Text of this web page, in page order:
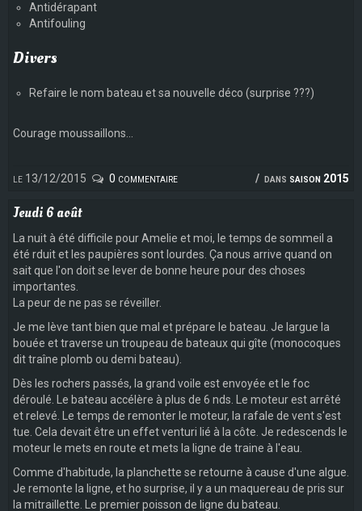
le 13/12/2015 dans saison 2015
0 commentaire
Antidérapant
Antifouling
Divers
Refaire le nom bateau et sa nouvelle déco (surprise ???)
Courage moussaillons...
Jeudi 6 août
La nuit à été difficile pour Amelie et moi, le temps de sommeil a
été rduit et les paupières sont lourdes. Ça nous arrive quand on
sait que l'on doit se lever de bonne heure pour des choses
importantes.
La peur de ne pas se réveiller.
Je me lève tant bien que mal et prépare le bateau. Je largue la
bouée et traverse un troupeau de bateaux qui gîte (monocoques
dit traîne plomb ou demi bateau).
Dès les rochers passés, la grand voile est envoyée et le foc
déroulé. Le bateau accélère à plus de 6 nds. Le moteur est arrêté
et relevé. Le temps de remonter le moteur, la rafale de vent s'est
tue. Cela devait être un effet venturi lié à la côte. Je redescends le
moteur le mets en route et mets la ligne de traine à l'eau.
Comme d'habitude, la planchette se retourne à cause d'une algue.
Je remonte la ligne, et ho surprise, il y a un maquereau de pris sur
la mitraillette. Le premier poisson de ligne du bateau.